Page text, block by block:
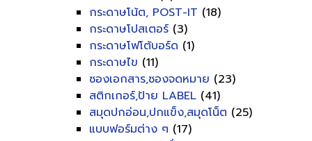
กระดาษโน้ต, POST-IT (18)
กระดาษโปสเตอร์ (3)
กระดาษโฟโต้บอร์ด (1)
กระดาษไข (11)
ซองเอกสาร,ซองจดหมาย (23)
สติกเกอร์,ป้าย LABEL (41)
สมุดปกอ่อน,ปกแข็ง,สมุดโน็ต (25)
แบบฟอร์มต่าง ๆ (17)